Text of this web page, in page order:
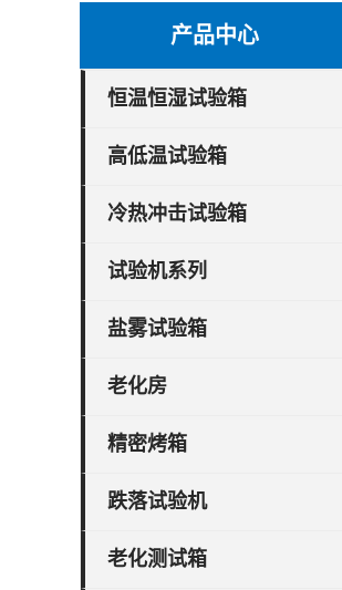
产品中心
恒温恒湿试验箱
高低温试验箱
冷热冲击试验箱
试验机系列
盐雾试验箱
老化房
精密烤箱
跌落试验机
老化测试箱